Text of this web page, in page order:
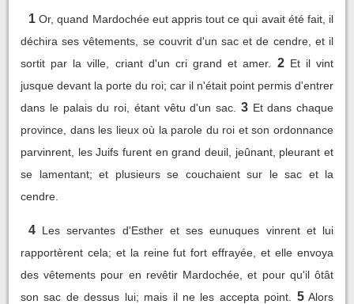
1 Or, quand Mardochée eut appris tout ce qui avait été fait, il
déchira ses vêtements, se couvrit d'un sac et de cendre, et il
sortit par la ville, criant d'un cri grand et amer.
2 Et il vint
jusque devant la porte du roi; car il n'était point permis d'entrer
dans le palais du roi, étant vêtu d'un sac.
3 Et dans chaque
province, dans les lieux où la parole du roi et son ordonnance
parvinrent, les Juifs furent en grand deuil, jeûnant, pleurant et
se lamentant; et plusieurs se couchaient sur le sac et la
cendre.
4 Les servantes d'Esther et ses eunuques vinrent et lui
rapportèrent cela; et la reine fut fort effrayée, et elle envoya
des vêtements pour en revêtir Mardochée, et pour qu'il ôtât
son sac de dessus lui; mais il ne les accepta point.
5 Alors